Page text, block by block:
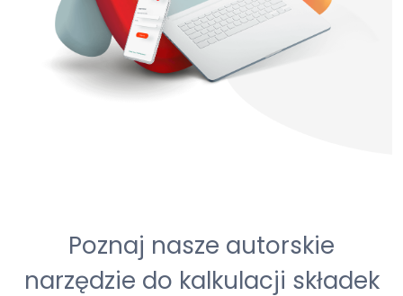
Poznaj nasze autorskie
narzędzie do kalkulacji składek